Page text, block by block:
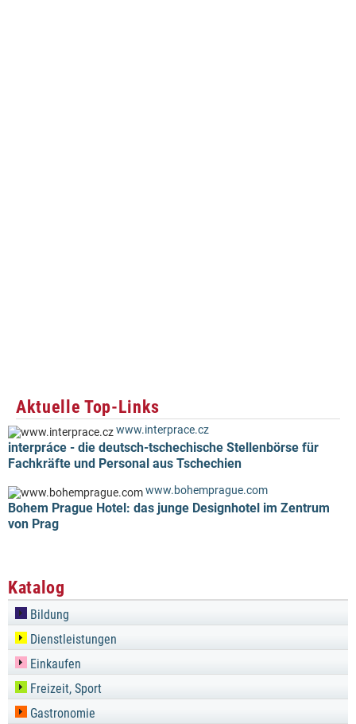
Aktuelle Top-Links
www.interprace.cz
interpráce - die deutsch-tschechische Stellenbörse für
Fachkräfte und Personal aus Tschechien
www.bohemprague.com
Bohem Prague Hotel: das junge Designhotel im Zentrum
von Prag
Katalog
Bildung
Dienstleistungen
Einkaufen
Freizeit, Sport
Gastronomie